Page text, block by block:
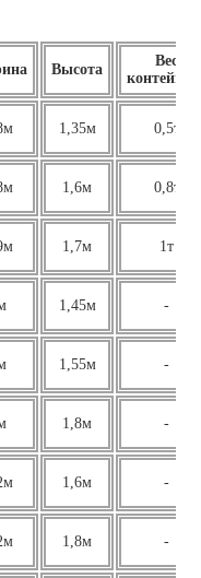
Высота
Вес
1,35м 0,5т
1,6м 0,8т
1,7м 1т
1,45м -
1,55м -
1,8м -
1,6м -
1,8м -